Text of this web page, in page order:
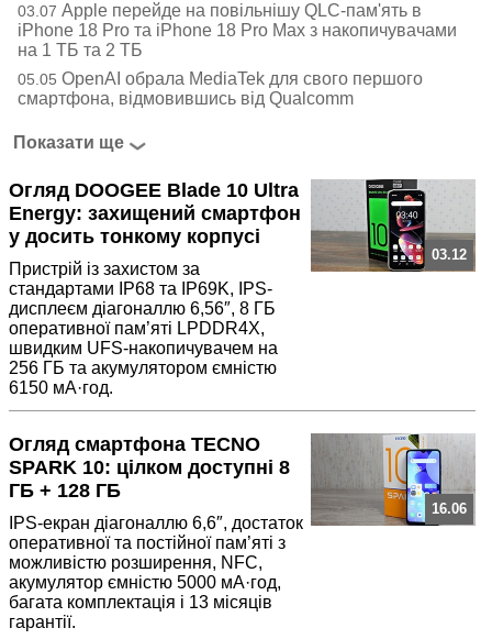
03.07 Apple перейде на повільнішу QLC-пам'ять в
iPhone 18 Pro та iPhone 18 Pro Max з накопичувачами
на 1 ТБ та 2 ТБ
05.05 OpenAI обрала MediaTek для свого першого
смартфона, відмовившись від Qualcomm
Показати ще
Огляд DOOGEE Blade 10 Ultra
Energy: захищений смартфон
у досить тонкому корпусі
Пристрій із захистом за
стандартами IP68 та IP69K, IPS-
дисплеєм діагоналлю 6,56″, 8 ГБ
оперативної пам’яті LPDDR4X,
швидким UFS-накопичувачем на
256 ГБ та акумулятором ємністю
6150 мА·год.
03.12
Огляд смартфона TECNO
SPARK 10: цілком доступні 8
ГБ + 128 ГБ
IPS-екран діагоналлю 6,6″, достаток
оперативної та постійної пам’яті з
можливістю розширення, NFC,
акумулятор ємністю 5000 мА·год,
багата комплектація і 13 місяців
гарантії.
16.06